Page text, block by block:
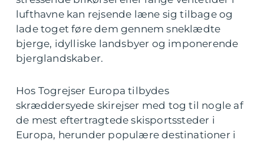
lufthavne kan rejsende læne sig tilbage og
lade toget føre dem gennem sneklædte
bjerge, idylliske landsbyer og imponerende
bjerglandskaber.
Hos Togrejser Europa tilbydes
skræddersyede skirejser med tog til nogle af
de mest eftertragtede skisportssteder i
Europa, herunder populære destinationer i